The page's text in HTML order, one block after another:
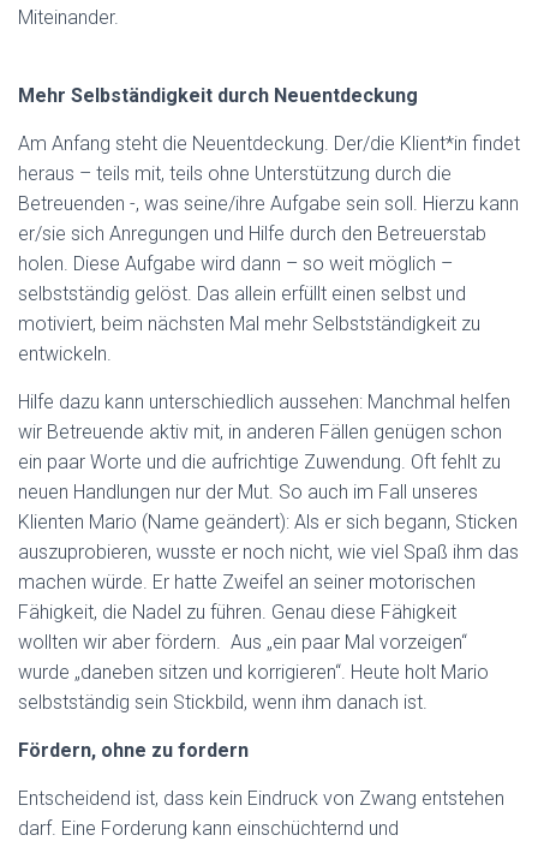
Miteinander.
Mehr Selbständigkeit durch Neuentdeckung
Am Anfang steht die Neuentdeckung. Der/die Klient*in findet
heraus – teils mit, teils ohne Unterstützung durch die
Betreuenden -, was seine/ihre Aufgabe sein soll. Hierzu kann
er/sie sich Anregungen und Hilfe durch den Betreuerstab
holen. Diese Aufgabe wird dann – so weit möglich –
selbstständig gelöst. Das allein erfüllt einen selbst und
motiviert, beim nächsten Mal mehr Selbstständigkeit zu
entwickeln.
Hilfe dazu kann unterschiedlich aussehen: Manchmal helfen
wir Betreuende aktiv mit, in anderen Fällen genügen schon
ein paar Worte und die aufrichtige Zuwendung. Oft fehlt zu
neuen Handlungen nur der Mut. So auch im Fall unseres
Klienten Mario (Name geändert): Als er sich begann, Sticken
auszuprobieren, wusste er noch nicht, wie viel Spaß ihm das
machen würde. Er hatte Zweifel an seiner motorischen
Fähigkeit, die Nadel zu führen. Genau diese Fähigkeit
wollten wir aber fördern. Aus „ein paar Mal vorzeigen“
wurde „daneben sitzen und korrigieren“. Heute holt Mario
selbstständig sein Stickbild, wenn ihm danach ist.
Fördern, ohne zu fordern
Entscheidend ist, dass kein Eindruck von Zwang entstehen
darf. Eine Forderung kann einschüchternd und